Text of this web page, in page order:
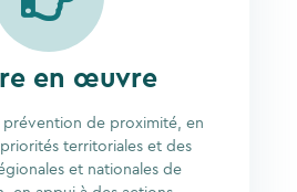
en œuvre
prévention de proximité, en
territoriales et des
et nationales de